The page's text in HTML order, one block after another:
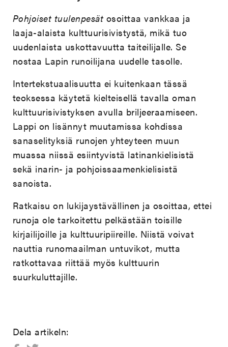
Pohjoiset tuulenpesät osoittaa vankkaa ja
laaja-alaista kulttuurisivistystä, mikä tuo
uudenlaista uskottavuutta taiteilijalle. Se
nostaa Lapin runoilijana uudelle tasolle.
Intertekstuaalisuutta ei kuitenkaan tässä
teoksessa käytetä kielteisellä tavalla oman
kulttuurisivistyksen avulla briljeeraamiseen.
Lappi on lisännyt muutamissa kohdissa
sanaselityksiä runojen yhteyteen muun
muassa niissä esiintyvistä latinankielisistä
sekä inarin- ja pohjoissaamenkielisistä
sanoista.
Ratkaisu on lukijaystävällinen ja osoittaa, ettei
runoja ole tarkoitettu pelkästään toisille
kirjailijoille ja kulttuuripiireille. Niistä voivat
nauttia runomaailman untuvikot, mutta
ratkottavaa riittää myös kulttuurin
suurkuluttajille.
Dela artikeln: